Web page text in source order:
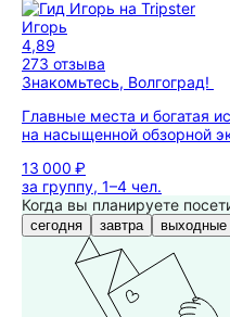
Игорь
4,89
273 отзыва
Знакомьтесь, Волгоград!
Главные места и богатая
на насыщенной обзорной
13 000 ₽
за группу, 1–4 чел.
Когда вы планируете
сегодня завтра выходные